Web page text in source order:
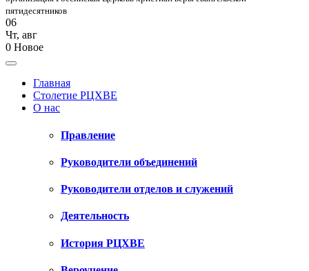
пятидесятников
06
Чт, авг
0 Новое
Главная
Столетие РЦХВЕ
О нас
Правление
Руководители объединений
Руководители отделов и служений
Деятельность
История РЦХВЕ